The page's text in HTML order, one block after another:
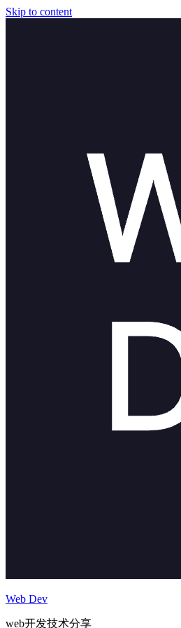
Skip to content
Web Dev
web开发技术分享